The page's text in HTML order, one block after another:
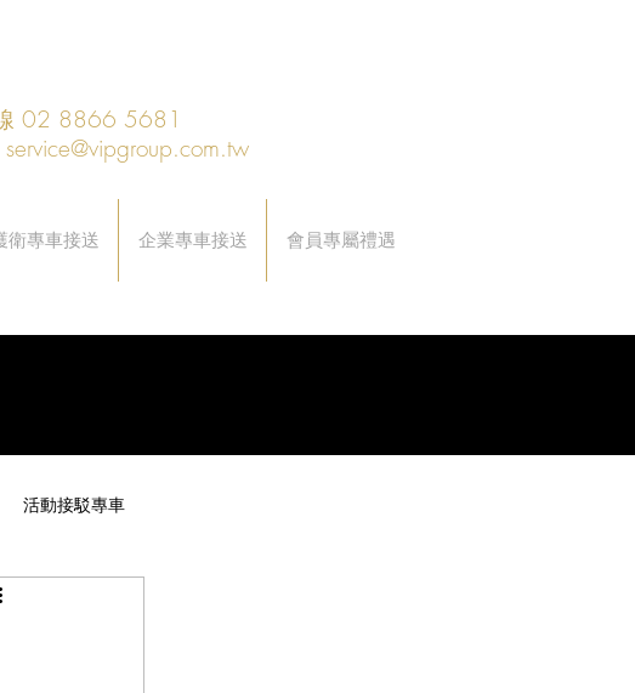
02 8866 5681
service@vipgroup.com.tw
衛專車接送 企業專車接送 會員專屬禮遇
活動接駁專車